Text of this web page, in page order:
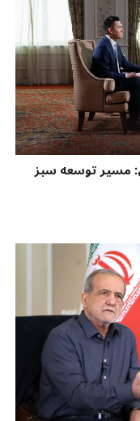
مسیر توسعه سبز